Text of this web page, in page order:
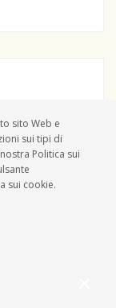
sito Web e
sui tipi di
Politica sui
sui cookie.